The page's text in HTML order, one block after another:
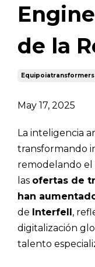
de la
Equipoiatransformers
May 17, 2025
La inteligencia
transformando
remodelando el
las ofertas de
han
de Interfell,
digitalización
talento